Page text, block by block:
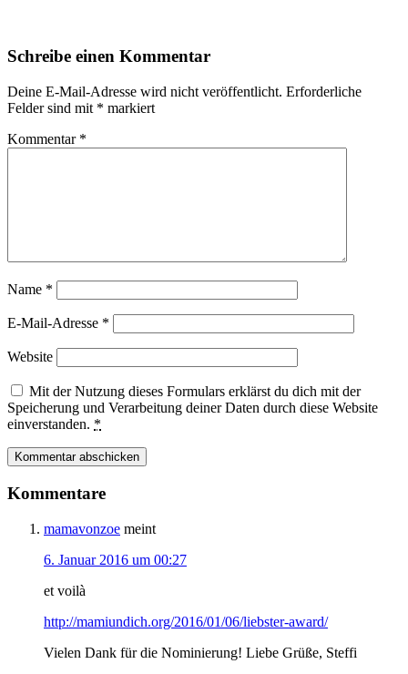
Interaktionen
Schreibe einen Kommentar
Deine E-Mail-Adresse wird nicht veröffentlicht. Erforderliche
Felder sind mit * markiert
Kommentar *
Name *
E-Mail-Adresse *
Website
Mit der Nutzung dieses Formulars erklärst du dich mit der
Speicherung und Verarbeitung deiner Daten durch diese Website
einverstanden. *
Kommentare
mamavonzoe meint
6. Januar 2016 um 00:27
et voilà
http://mamiundich.org/2016/01/06/liebster-award/
Vielen Dank für die Nominierung! Liebe Grüße, Steffi